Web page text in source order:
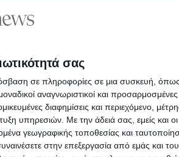
σας
σε πληροφορίες σε μια συσκευή,
αναγνωριστικοί και προσαρμοσμένες
διαφημίσεις και περιεχόμενο,
υπηρεσιών. Με την άδειά σας, εμείς και οι
γεωγραφικής τοποθεσίας και
στην επεξεργασία από εμάς και
υφασμάτων
(ΚΣΟ
εν λόγω
μάσκες και
ιχθυηρών
δοχείων/
Μηχανισμό
Μερίδιο έως
στον
Καταβολή 24,8
επιστροφής ΕΦΚ